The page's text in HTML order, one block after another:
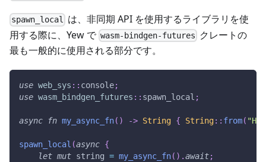
spawn_local は、非同期 API を使用するライブラリを使
用する際に、Yew で wasm-bindgen-futures
クレートの
最も一般的に使用される部分です。
use web_sys :: console;
use wasm_bindgen_futures :: spawn_local ;
async fn my_async_fn( ) -> String { String:: from(
spawn_local (async {
let mut string = my_async_fn( ) .await;